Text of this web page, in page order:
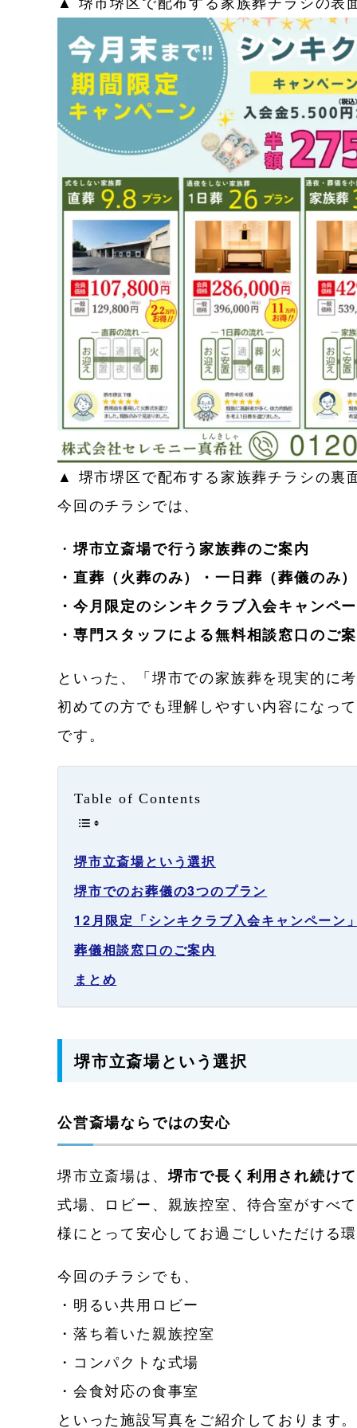
▲ 堺市堺区で配布する家族葬チラシの表
▲ 堺市堺区で配布する家族葬チラシの裏
今回のチラシでは、
・堺市立斎場で行う家族葬のご案内
・直葬（火葬のみ）・一日葬（葬儀のみ）
・今月限定のシンキクラブ入会キャンペ
・専門スタッフによる無料相談窓口のご
といった、「堺市での家族葬を現実的に
初めての方でも理解しやすい内容になっ
です。
Table of Contents
堺市立斎場という選択
堺市でのお葬儀の3つのプラン
12月限定「シンキクラブ入会キャンペーン
葬儀相談窓口のご案内
まとめ
堺市立斎場という選択
公営斎場ならではの安心
堺市立斎場は、堺市で長く利用され続け
式場、ロビー、親族控室、待合室がすべ
様にとって安心してお過ごしいただける
今回のチラシでも、
・明るい共用ロビー
・落ち着いた親族控室
・コンパクトな式場
・会食対応の食事室
といった施設写真をご紹介しております。